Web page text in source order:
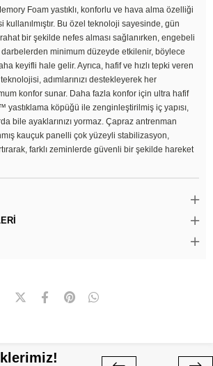
Foam yastıklı, konforlu ve hava alma özelliği
Bu özel teknoloji sayesinde, gün
rahat bir şekilde nefes alması sağlanırken, engebeli
darbelerden minimum düzeyde etkilenir, böylece
keyifli hale gelir. Ayrıca, hafif ve hızlı tepki veren
adımlarınızı destekleyerek her
konfor sunar. Daha fazla konfor için ultra hafif
köpüğü ile zenginleştirilmiş iç yapısı,
bile ayaklarınızı yormaz. Çapraz antrenman
kauçuk panelli çok yüzeyli stabilizasyon,
farklı zeminlerde güvenli bir şekilde hareket